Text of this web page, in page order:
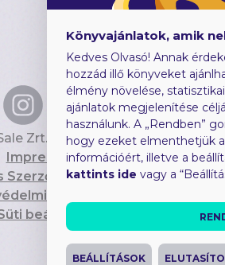
Gyerekkönyvek
Heti toplista
Ajándékutalvány
Blog
Zrt. Minden jog fenntartva.
Impresszum
Szerződési Feltételek
Tájékoztató
beállítások
Könyvajánlatok, amik
Kedves Olvasó! Annak
hozzád illő könyveket
élmény növelése,
ajánlatok megjelenítése
használunk. A „Rendben”
hogy ezeket elmenthetjük
információért, illetve a
kattints ide vagy a
BEÁLLÍTÁSOK